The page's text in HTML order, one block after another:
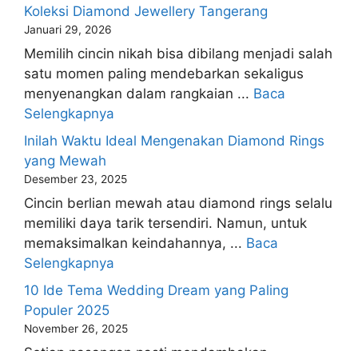
Koleksi Diamond Jewellery Tangerang
Januari 29, 2026
Memilih cincin nikah bisa dibilang menjadi salah
satu momen paling mendebarkan sekaligus
menyenangkan dalam rangkaian ... Baca
Selengkapnya
Inilah Waktu Ideal Mengenakan Diamond Rings
yang Mewah
Desember 23, 2025
Cincin berlian mewah atau diamond rings selalu
memiliki daya tarik tersendiri. Namun, untuk
memaksimalkan keindahannya, ... Baca
Selengkapnya
10 Ide Tema Wedding Dream yang Paling
Populer 2025
November 26, 2025